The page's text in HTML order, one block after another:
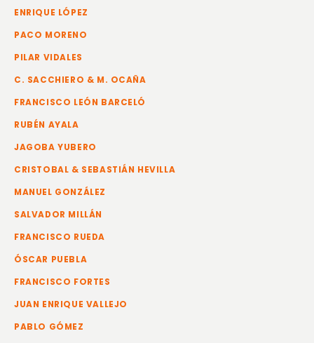
ENRIQUE LÓPEZ
PACO MORENO
PILAR VIDALES
C. SACCHIERO & M. OCAÑA
FRANCISCO LEÓN BARCELÓ
RUBÉN AYALA
JAGOBA YUBERO
CRISTOBAL & SEBASTIÁN HEVILLA
MANUEL GONZÁLEZ
SALVADOR MILLÁN
FRANCISCO RUEDA
ÓSCAR PUEBLA
FRANCISCO FORTES
JUAN ENRIQUE VALLEJO
PABLO GÓMEZ